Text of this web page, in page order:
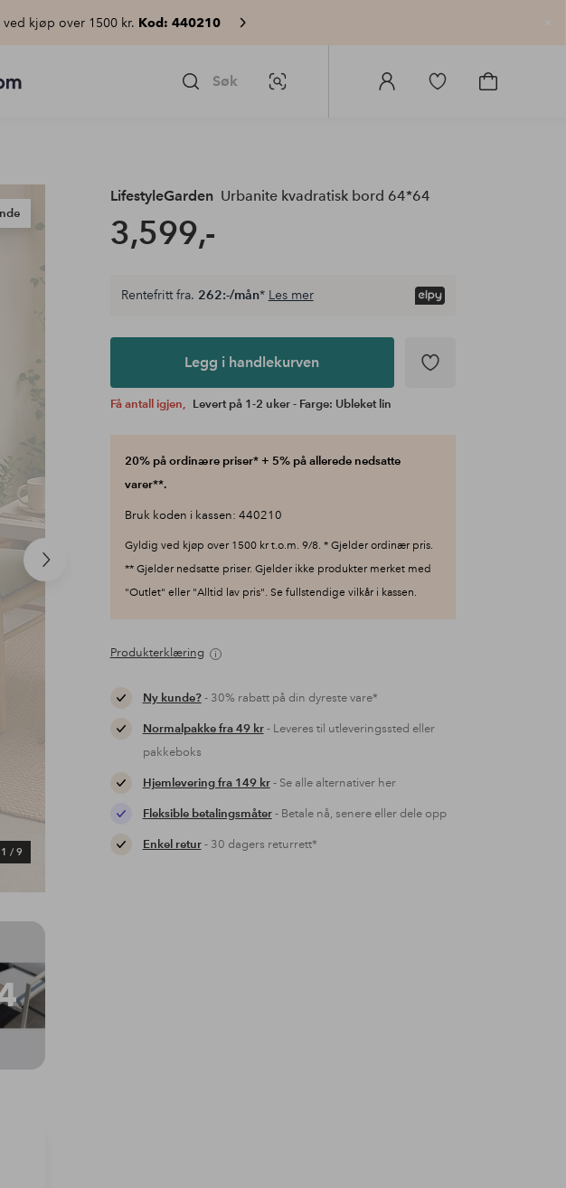
kjøp over 1500 kr. Kod: 440210
Søk Bildesøk
Logg
Gå
Gå
Neste
produkt
1 / 9
LifestyleGarden Urbanite kvadratisk bord 64*64
3,599,-
Rentefritt fra. 262:-/mån* Les mer
Legg i handlekurven
Få antall igjen, Levert på 1-2 uker - Farge: Ubleket lin
20% på ordinære priser* + 5% på allerede nedsatte
varer**.
Bruk koden i kassen: 440210
Gyldig ved kjøp over 1500 kr t.o.m. 9/8. * Gjelder ordinær pris.
** Gjelder nedsatte priser. Gjelder ikke produkter merket med
"Outlet" eller "Alltid lav pris". Se fullstendige vilkår i kassen.
Produkterklæring
Ny kunde?- 30% rabatt på din dyreste vare*
Normalpakke fra 49 kr- Leveres til utleveringssted eller
pakkeboks
Hjemlevering fra 149 kr- Se alle alternativer her
Fleksible betalingsmåter- Betale nå, senere eller dele opp
Enkel retur- 30 dagers returrett*